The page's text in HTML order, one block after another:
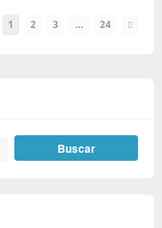
1 2 3 … 24